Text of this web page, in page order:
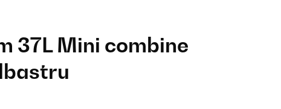
37L Mini combine